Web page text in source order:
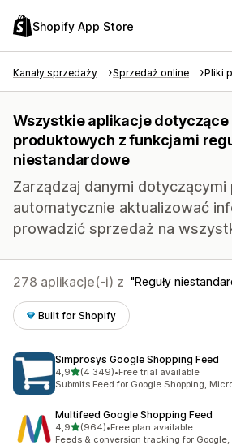
Shopify App Store
Kanały sprzedaży Sprzedaż online Pliki
Wszystkie aplikacje dotyczące
produktowych z funkcjami
niestandardowe
Zarządzaj danymi
automatycznie aktualizować
prowadzić sprzedaż na
278 aplikacje(-i) z Reguły
Built for Shopify
Simprosys Google Shopping Feed
4,9na 5 gwiazdek
(4 349)
Łączna liczba recenzji: 4349
•Free trial available
Submits Feed for Google Shopping,
Multifeed Google Shopping Feed
4,9na 5 gwiazdek
(964)
Łączna liczba recenzji: 964
•Free plan available
Feeds & conversion tracking for Google,